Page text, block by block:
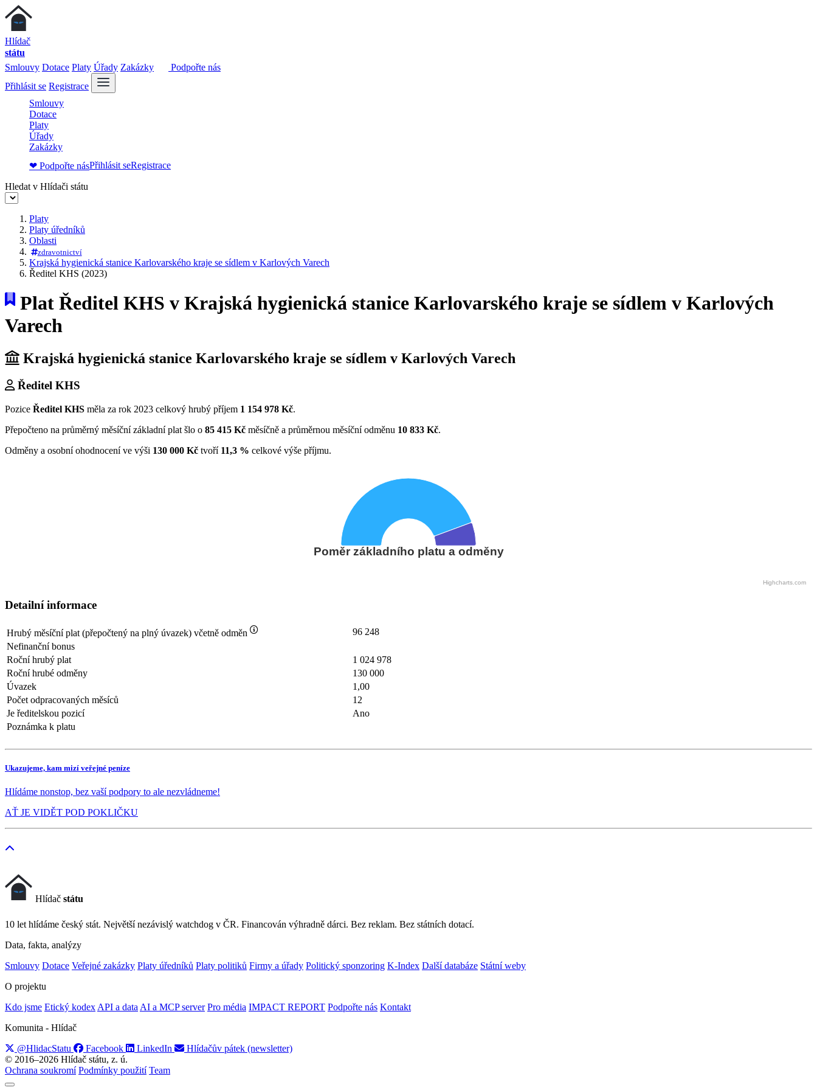
Hlídač
státu
Smlouvy Dotace Platy Úřady Zakázky
Podpořte nás
Přihlásit se Registrace
Smlouvy
Dotace
Platy
Úřady
Zakázky
❤ Podpořte násPřihlásit seRegistrace
Hledat v Hlídači státu
Platy
Platy úředníků
Oblasti
zdravotnictví
Krajská hygienická stanice Karlovarského kraje se sídlem v Karlových Varech
Ředitel KHS (2023)
Plat Ředitel KHS v Krajská hygienická stanice Karlovarského kraje se sídlem v Karlových
Varech
Krajská hygienická stanice Karlovarského kraje se sídlem v Karlových Varech
Ředitel KHS
Pozice Ředitel KHS měla za rok 2023 celkový hrubý příjem 1 154 978 Kč.
Přepočteno na průměrný měsíční základní plat šlo o 85 415 Kč měsíčně a průměrnou měsíční odměnu 10 833 Kč.
Odměny a osobní ohodnocení ve výši 130 000 Kč tvoří 11,3 % celkové výše příjmu.
Poměr základního platu a odměny
Highcharts.com
Detailní informace
Hrubý měsíční plat (přepočtený na plný úvazek) včetně odměn
96 248
Nefinanční bonus
Roční hrubý plat
1 024 978
Roční hrubé odměny
130 000
Úvazek
1,00
Počet odpracovaných měsíců
12
Je ředitelskou pozicí
Ano
Poznámka k platu
Ukazujeme, kam mizí veřejné peníze
Hlídáme nonstop, bez vaší podpory to ale nezvládneme!
AŤ JE VIDĚT POD POKLIČKU
Hlídač státu
10 let hlídáme český stát. Největší nezávislý watchdog v ČR. Financován výhradně dárci. Bez reklam. Bez státních dotací.
Data, fakta, analýzy
Smlouvy Dotace Veřejné zakázky Platy úředníků Platy politiků Firmy a úřady Politický sponzoring K-Index Další databáze Státní weby
O projektu
Kdo jsme Etický kodex API a data AI a MCP server Pro média IMPACT REPORT Podpořte nás Kontakt
Komunita - Hlídač
@HlidacStatu
Facebook LinkedIn
Hlídačův pátek (newsletter)
© 2016–2026 Hlídač státu, z. ú.
Ochrana soukromí Podmínky použití Team